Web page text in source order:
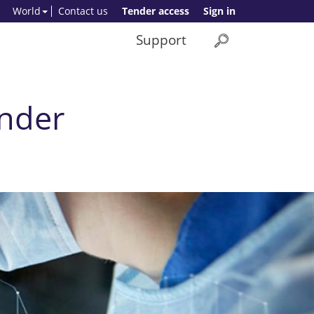
Sign in
Tender access
Contact us
World
Support